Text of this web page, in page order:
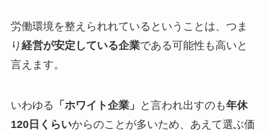
労働環境を整えられれているということは、つま
り 経営が安定している企業である可能性も高いと
言えます。
いわゆる 「ホワイト企業」 と言われ出すのも年休
120日くらいからのことが多いため、あえて選ぶ価